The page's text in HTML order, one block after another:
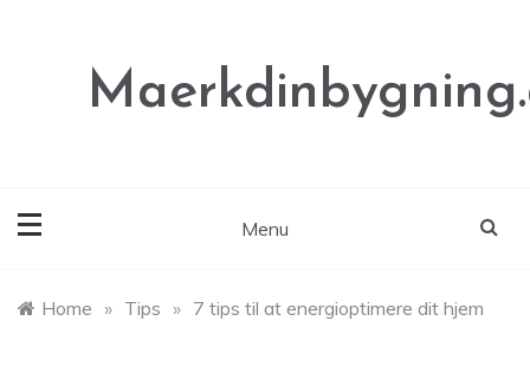
Menu
Home » Tips » 7 tips til at energioptimere dit hjem